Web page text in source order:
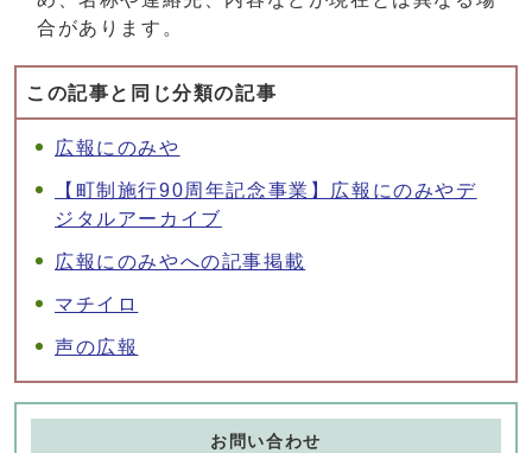
合があります。
この記事と同じ分類の記事
広報にのみや
【町制施行90周年記念事業】広報にのみやデ
ジタルアーカイブ
広報にのみやへの記事掲載
マチイロ
声の広報
お問い合わせ